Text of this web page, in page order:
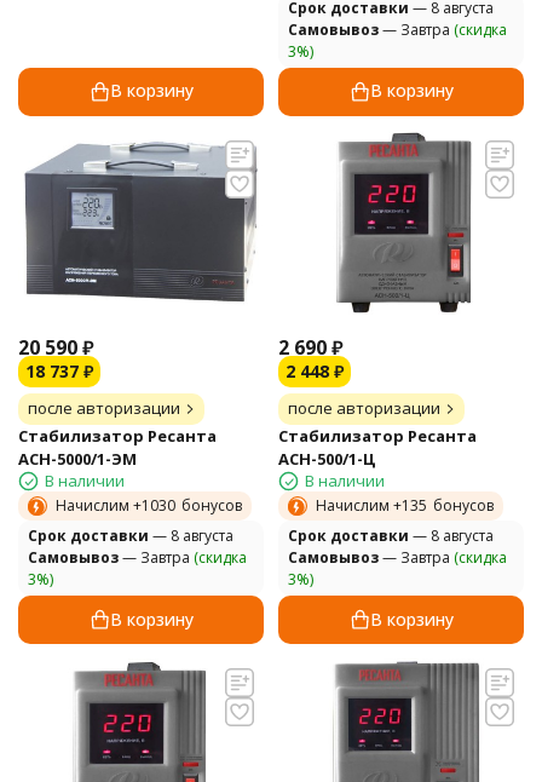
В корзину
Cрок доставки — 8 августа
Самовывоз— Завтра (скидка
3%)
В корзину
20 590₽
18 737 ₽
после авторизации
Стабилизатор Ресанта
АСН-5000/1-ЭМ
В наличии
Начислим +1030 бонусов
Cрок доставки — 8 августа
Самовывоз— Завтра (скидка
3%)
В корзину
2 690₽
2 448 ₽
после авторизации
Стабилизатор Ресанта
АСН-500/1-Ц
В наличии
Начислим +135 бонусов
Cрок доставки — 8 августа
Самовывоз— Завтра (скидка
3%)
В корзину